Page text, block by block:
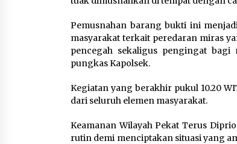
Pemusnahan barang bukti ini
masyarakat terkait peredaran miras
pencegah sekaligus pengingat bagi
pungkas Kapolsek.
Kegiatan yang berakhir pukul 10.20
dari seluruh elemen masyarakat.
Keamanan Wilayah Pekat Terus
rutin demi menciptakan situasi yang